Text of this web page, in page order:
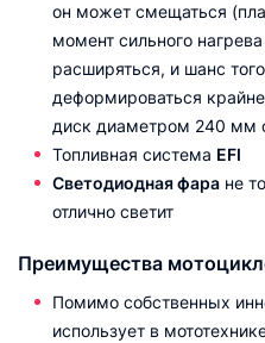
он может смещаться
момент сильного
расширяться, и шанс
деформироваться
диск диаметром 240 мм
Топливная система EFI
Светодиодная фара не
отлично светит
Преимущества
Помимо собственных
использует в